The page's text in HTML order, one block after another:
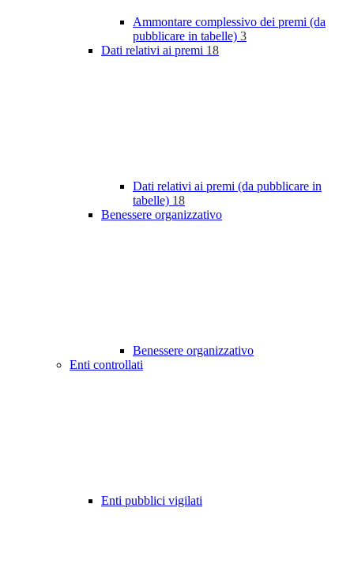
Ammontare complessivo dei premi (da
pubblicare in tabelle) 3
Dati relativi ai premi 18
Dati relativi ai premi (da pubblicare in
tabelle) 18
Benessere organizzativo
Benessere organizzativo
Enti controllati
Enti pubblici vigilati